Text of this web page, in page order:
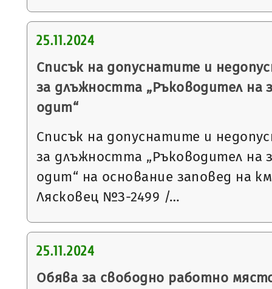
25.11.2024
Списък на допуснатите и
за длъжността „Ръководител на
одит“
Списък на допуснатите и
за длъжността „Ръководител на
одит“ на основание заповед на
Лясковец №З-2499 /…
25.11.2024
Обява за свободно работно